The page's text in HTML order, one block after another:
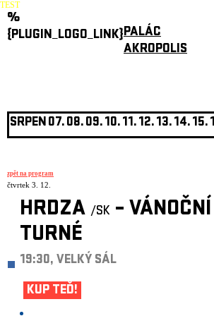
TEST
%
{PLUGIN_LOGO_LINK}PALÁC
AKROPOLIS
SRPEN07.08.09.10.11.12.13.14.15.
zpět na program
čtvrtek 3. 12.
HRDZA /SK – VÁNOČNÍ
TURNÉ
19:30, VELKÝ SÁL
KUP TEĎ!